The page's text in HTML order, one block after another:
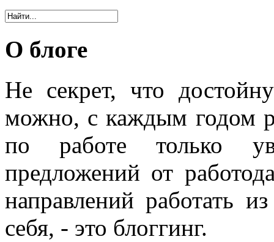
О блоге
Не секрет, что
можно, с каждым годом
по работе только
предложений от
направлений работать
себя, - это блоггинг.